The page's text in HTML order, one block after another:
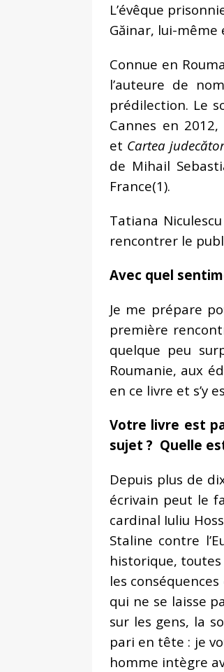
L’évêque
Găinar, lui-
Connue en
l’auteure de
prédilection. Le
Cannes en
et Cartea
de Mihail
France(1).
Tatiana
rencontrer le
Avec quel
Je me prépare
première
quelque peu
Roumanie, aux
en ce livre et s’y
Votre livre est
sujet ? Quelle
Depuis plus de
écrivain peut le
cardinal Iuliu
Staline contre
historique, toutes
les
qui ne se laisse
sur les gens, la
pari en tête : je
homme intègre